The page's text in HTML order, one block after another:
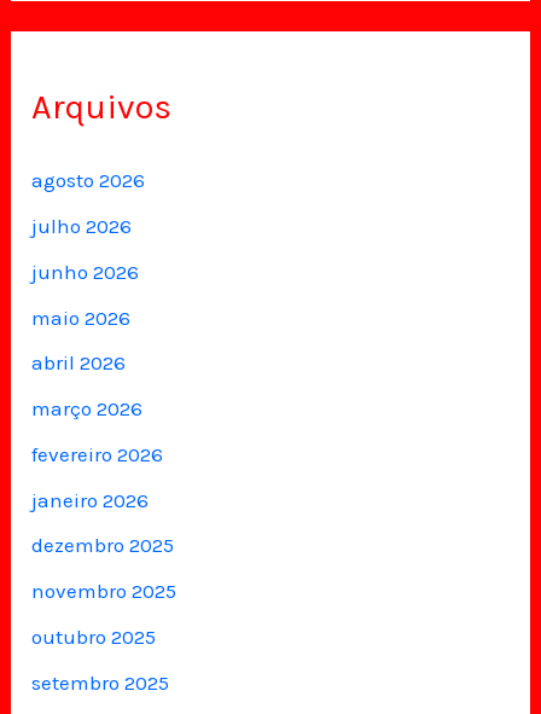
Arquivos
agosto 2026
julho 2026
junho 2026
maio 2026
abril 2026
março 2026
fevereiro 2026
janeiro 2026
dezembro 2025
novembro 2025
outubro 2025
setembro 2025